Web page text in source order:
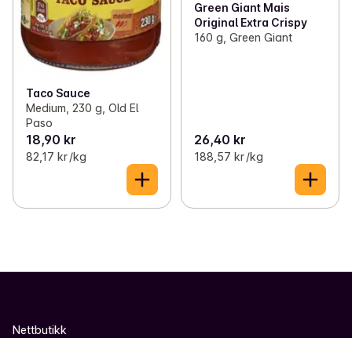
Taco Sauce
Medium, 230 g, Old El
Paso
18,90 kr
82,17 kr /kg
Green Giant Mais
Original Extra Crispy
160 g, Green Giant
26,40 kr
188,57 kr /kg
Nettbutikk